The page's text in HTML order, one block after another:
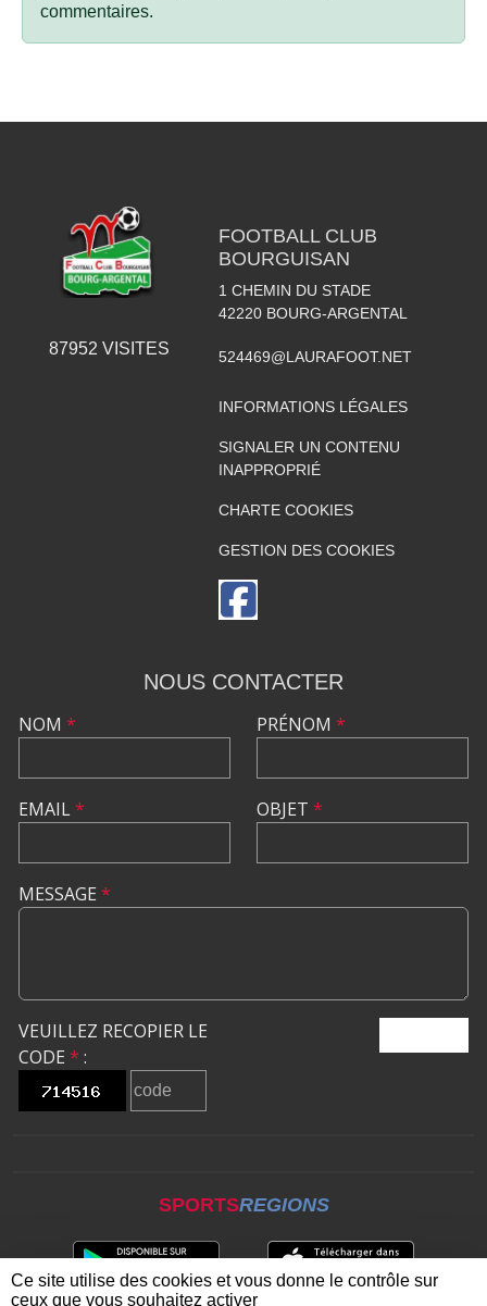
commentaires.
87952 VISITES
FOOTBALL CLUB
BOURGUISAN
1 CHEMIN DU STADE
42220 BOURG-ARGENTAL
524469@LAURAFOOT.NET
INFORMATIONS LÉGALES
SIGNALER UN CONTENU
INAPPROPRIÉ
CHARTE COOKIES
GESTION DES COOKIES
NOUS CONTACTER
NOM *
EMAIL*
PRÉNOM *
OBJET *
MESSAGE *
VEUILLEZ RECOPIER LE
CODE * :
SPORTSREGIONS
Ce site utilise des cookies et vous donne le contrôle sur
ceux que vous souhaitez activer